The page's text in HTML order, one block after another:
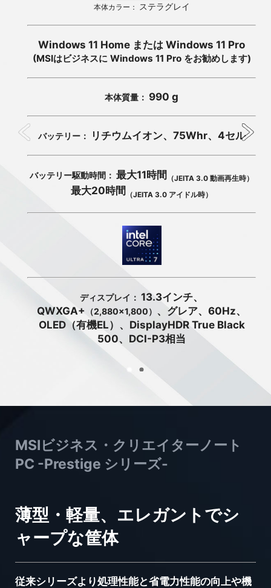
本体カラー： ステラグレイ
Windows 11 Home または Windows 11 Pro
(MSIはビジネスに Windows 11 Pro をお勧めします)
本体質量： 990 g
バッテリー： リチウムイオン、75Whr、4セル
バッテリー駆動時間： 最大11時間 （JEITA 3.0 動画再生時）
最大20時間 （JEITA 3.0 アイドル時）
ディスプレイ： 13.3インチ、
QWXGA+
（2,880×1,800） 、グレア、60Hz、
OLED（有機EL）、DisplayHDR True Black
500、DCI-P3相当
MSIビジネス・クリエイターノート
PC -Prestige シリーズ-
薄型・軽量、エレガントでシ
ャープな筐体
従来シリーズより処理性能と省電力性能の向上や機